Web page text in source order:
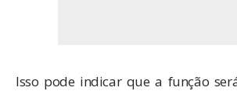
Isso pode indicar que a função